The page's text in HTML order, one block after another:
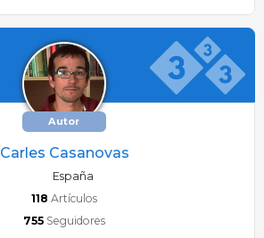
Autor
Carles Casanovas
España
118 Artículos
755 Seguidores